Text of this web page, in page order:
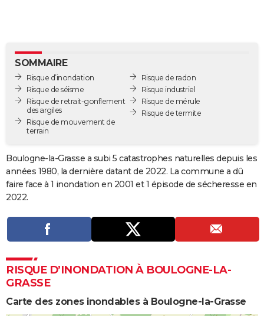
BONS PLANS
CARTE DE VOEUX
Carte de Noël
Carte Bonne année
Carte Saint-Valentin
Carte Pâques
Carte d'anniversaire
DICTIONNAIRE
Dictionnaire
Biographies
Citations
Expressions
Proverbes
PROGRAMME TV
COPAINS D'AVANT
S'inscrire
Se connecter
Lycées
Collèges
Primaires
Universités
Entreprises
Service militaire
Avis de recherche
AVIS DE DÉCÈS
SOMMAIRE
Risque d’inondation
Risque de séisme
Risque de retrait-gonflement
des argiles
Risque de mouvement de
terrain
Risque de radon
Risque industriel
Risque de mérule
Risque de termite
Boulogne-la-Grasse a subi 5 catastrophes naturelles depuis les
années 1980, la dernière datant de 2022. La commune a dû
faire face à 1 inondation en 2001 et 1 épisode de sécheresse en
2022.
RISQUE D’INONDATION À BOULOGNE-LA-
GRASSE
Carte des zones inondables à Boulogne-la-Grasse